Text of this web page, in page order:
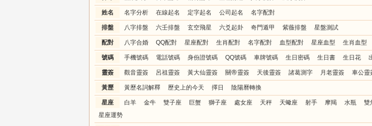
姓名 名字分析 在線起名 定字起名 公司起名 名字配對
排盤 八字排盤 六壬排盤 玄空飛星 六爻起卦 奇門遁甲 紫薇排盤 星盤測試
配對 八字合婚 QQ配對 星座配對 生肖配對 名字配對 血型配對 星座血型 生肖血型
號碼 手機號碼 電話號碼 身份證號碼 QQ號碼 車牌號碼 生日密碼 生日書 生日花
靈簽 觀音靈簽 呂祖靈簽 黃大仙靈簽 關帝靈簽 天後靈簽 諸葛測字 月老靈簽 車公靈
黃歷 黃歷名詞解釋 歷史上的今天 擇日 陰陽曆轉換
星座 白羊 金牛 雙子座 巨蟹 獅子座 處女座 天秤 天蠍座 射手 摩羯 水瓶 雙
星座運勢